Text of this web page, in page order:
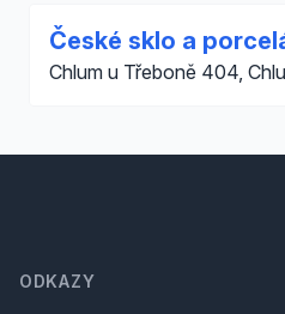
České sklo a
Chlum u Třeboně 404,
ODKAZY